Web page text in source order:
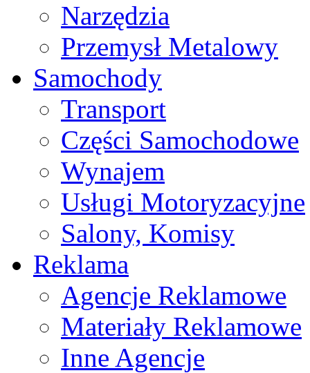
Narzędzia
Przemysł Metalowy
Samochody
Transport
Części Samochodowe
Wynajem
Usługi Motoryzacyjne
Salony, Komisy
Reklama
Agencje Reklamowe
Materiały Reklamowe
Inne Agencje